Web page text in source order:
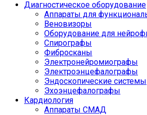
Диагностическое оборудование
Аппараты для
Веновизоры
Оборудование для
Спирографы
Фибросканы
Электронейромиографы
Электроэнцефалографы
Эндоскопические системы
Эхоэнцефалографы
Кардиология
Аппараты СМАД